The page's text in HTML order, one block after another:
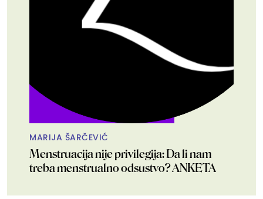
MARIJA ŠARČEVIĆ
Menstruacija nije privilegija: Da li nam
treba menstrualno odsustvo? ANKETA